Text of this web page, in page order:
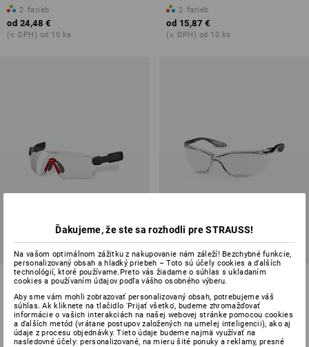
2 farieb
od 24,48 €
(v. DPH) od 10 ks
2 farieb
od 15,87 €
(v. DPH) od 10 ks
Ochranné okuliare e.s. Protos®
3 farieb
od 39,24 €
(v. DPH) od 10 ks
Ochranné okuliare e.s. Soho
1 farba
od 13,41 €
(v. DPH) od 10 ks
Ďakujeme, že ste sa rozhodli pre STRAUSS!
Na vašom optimálnom zážitku z nakupovanie nám záleží! Bezchybné funkcie,
personalizovaný obsah a hladký priebeh – Toto sú účely cookies a ďalších
technológií, ktoré používame.Preto vás žiadame o súhlas s ukladaním
cookies a používaním údajov podľa vášho osobného výberu.
Aby sme vám mohli zobrazovať personalizovaný obsah, potrebujeme váš
súhlas. Ak kliknete na tlačidlo 'Prijať všetko', budeme zhromažďovať
informácie o vašich interakciách na našej webovej stránke pomocou cookies
a ďalších metód (vrátane postupov založených na umelej inteligencii), ako aj
údaje z procesu objednávky. Tieto údaje budeme najmä využívať na
nasledovné účely: personalizované, na mieru šité ponuky a reklamy, presné